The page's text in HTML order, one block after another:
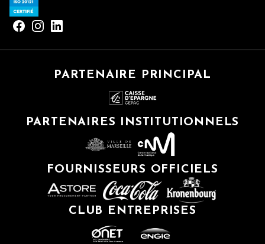
PARTENAIRE PRINCIPAL
PARTENAIRES INSTITUTIONNELS
FOURNISSEURS OFFICIELS
CLUB ENTREPRISES